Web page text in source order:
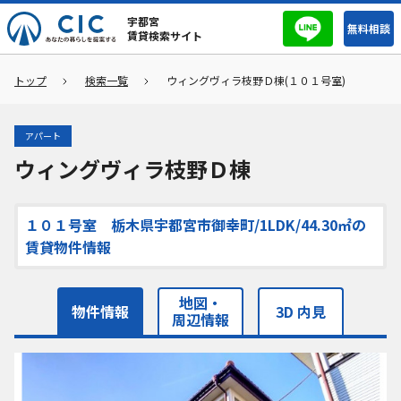
宇都宮
賃貸検索サイト
無料相談
トップ 検索一覧 ウィングヴィラ枝野Ｄ棟(１０１号室)
アパート
ウィングヴィラ枝野Ｄ棟
１０１号室 栃木県宇都宮市御幸町/1LDK/44.30㎡の
賃貸物件情報
物件情報 地図・
周辺情報 3D 内見